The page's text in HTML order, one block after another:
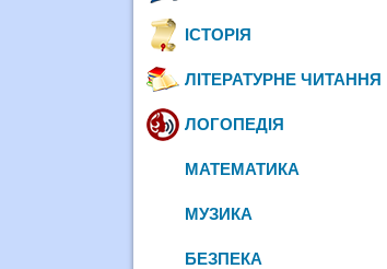
ІСТОРІЯ
ЛІТЕРАТУРНЕ ЧИТАННЯ
ЛОГОПЕДІЯ
МАТЕМАТИКА
МУЗИКА
БЕЗПЕКА